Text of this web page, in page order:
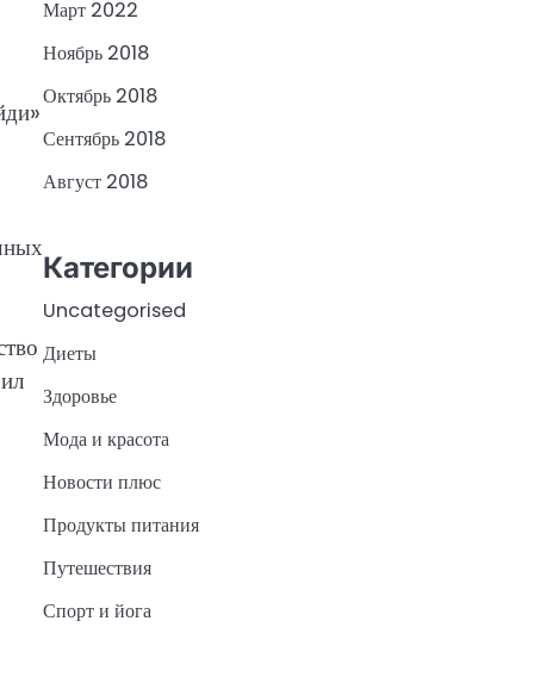
Март 2022
Ноябрь 2018
Октябрь 2018
Сентябрь 2018
Август 2018
Категории
Uncategorised
Диеты
Здоровье
Мода и красота
Новости плюс
Продукты питания
Путешествия
Спорт и йога